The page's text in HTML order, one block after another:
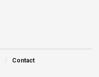
Contact